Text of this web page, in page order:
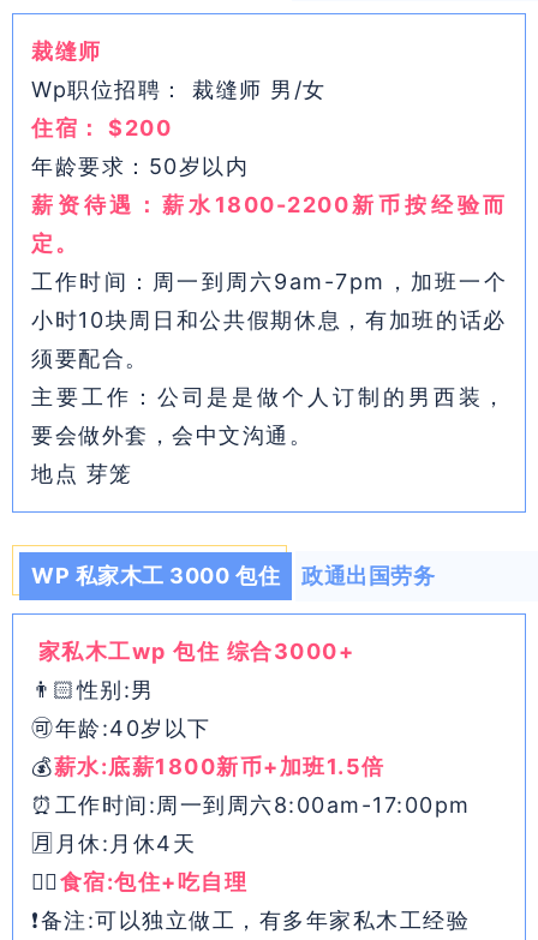
裁缝师
Wp职位招聘： 裁缝师 男/女
住宿： $200
年龄要求：50岁以内
薪资待遇：薪水1800-2200新币按经验而
定。
工作时间：周一到周六9am-7pm，加班一个
小时10块周日和公共假期休息，有加班的话必
须要配合。
主要工作：公司是是做个人订制的男西装，
要会做外套，会中文沟通。
地点 芽笼
WP 私家木工 3000 包住 政通出国劳务
家私木工wp 包住 综合3000+
👨🏻性别:男
🉑年龄:40岁以下
💰薪水:底薪1800新币+加班1.5倍
⏰工作时间:周一到周六8:00am-17:00pm
🈷月休:月休4天
👉🏻食宿:包住+吃自理
❗备注:可以独立做工，有多年家私木工经验